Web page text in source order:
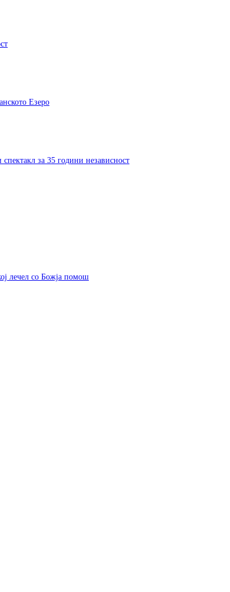
Езеро
за 35 години независност
лечел со Божја помош